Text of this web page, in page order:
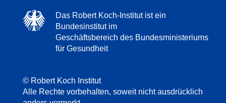
Das Robert Koch-Institut ist ein
Bundesinstitut im
Geschäftsbereich des Bundesministeriums
für Gesundheit
© Robert Koch Institut
Alle Rechte vorbehalten, soweit nicht ausdrücklich